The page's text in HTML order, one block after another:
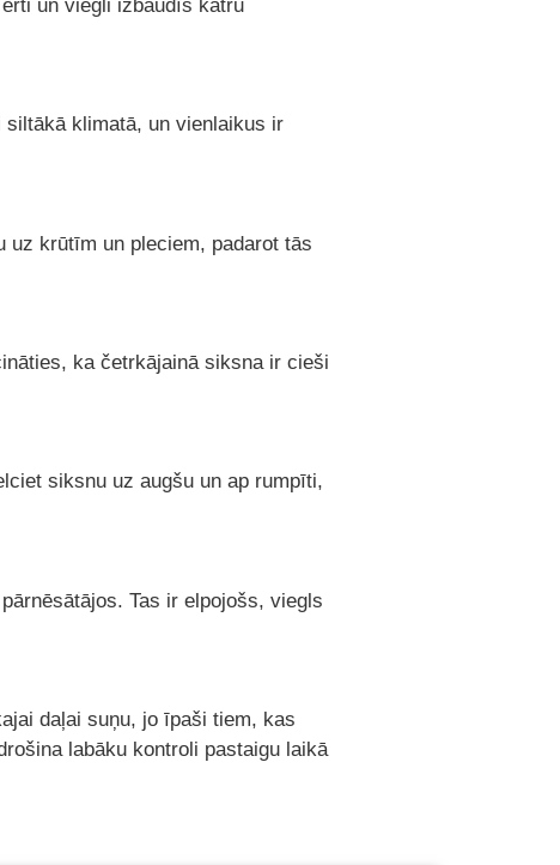
un viegli izbaudīs katru
klimatā, un vienlaikus ir
krūtīm un pleciem, padarot tās
ka četrkājainā siksna ir cieši
siksnu uz augšu un ap rumpīti,
Tas ir elpojošs, viegls
daļai suņu, jo īpaši tiem, kas
labāku kontroli pastaigu laikā